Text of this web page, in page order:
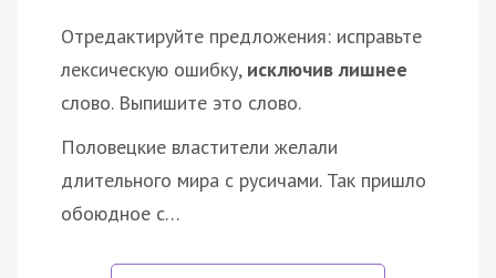
Отредактируйте предложения: исправьте
лексическую ошибку, исключив лишнее
слово. Выпишите это слово.
Половецкие властители желали
длительного мира с русичами. Так пришло
обоюдное с…